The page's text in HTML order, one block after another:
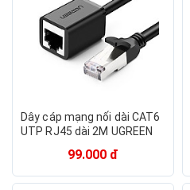
Dây cáp mạng nối dài CAT6
UTP RJ45 dài 2M UGREEN
99.000 đ